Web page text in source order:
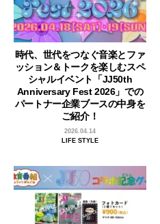
時代、世代をつなぐ音楽とファ
ッション＆トークを楽しむスペ
シャルイベント「JJ50th
Anniversary Fest 2026」での
パートナー企業ブースの中身を
ご紹介！
2026.04.14
LIFE STYLE